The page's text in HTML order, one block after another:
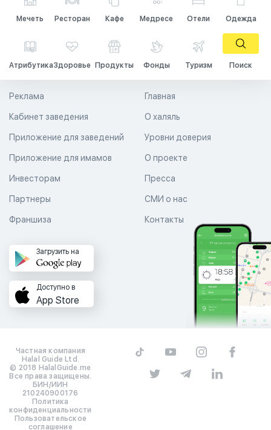
Мечеть Ресторан Кафе Медресе Отели Одежда
АтрибутикаЗдоровье Продукты Фонды Туризм Поиск
Главная
О халяль
Уровни доверия
Реклама
Кабинет заведения
Приложение для заведений
Приложение для имамов О проекте
Пресса
СМИ о нас
Контакты
Инвесторам
Партнеры
Франшиза
Загрузить на
Доступно в
App Store
Частная компания
Halal Guide Ltd.
© 2018 HalalGuide.me
Все права защищены.
БИН/ИИН
210240900176
Политика
конфиденциальности
Пользовательское
соглашение